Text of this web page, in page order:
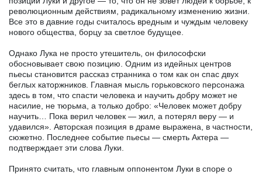
революционным действиям, радикальному изменению жизни.
Все это в давние годы считалось вредным и чуждым человеку
нового общества, борцу за светлое будущее.
Однако Лука не просто утешитель, он философски
обосновывает свою позицию. Одним из идейных центров
пьесы становится рассказ странника о том как он спас двух
беглых каторжников. Главная мысль горьковского персонажа
здесь в том, что спасти человека и научить добру может не
насилие, не тюрьма, а только добро: «Человек может добру
научить… Пока верил человек — жил, а потерял веру — и
удавился». Авторская позиция в драме выражена, в частности,
сюжетно. Последнее событие пьесы — смерть Актера —
подтверждает эти слова Луки.
Принято считать, что главным оппонентом Луки в споре о